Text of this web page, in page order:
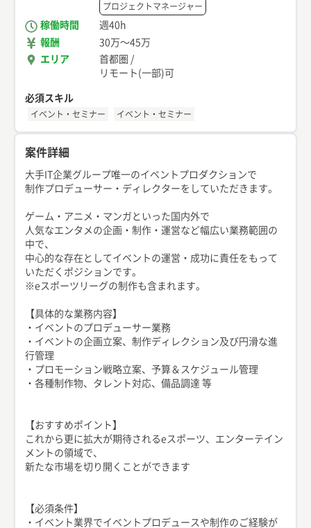
プロジェクトマネージャー
稼働時間
週40h
報酬
30万〜45万
エリア
首都圏 /
リモート(一部)可
必須スキル
イベント・セミナー イベント・セミナー
案件詳細
大手IT企業グループ唯一のイベントプロダクションで
制作プロデューサー・ディレクターをしていただきます。
ゲーム・アニメ・マンガといった国内外で
人気なエンタメの企画・制作・運営など幅広い業務範囲の
中で、
中心的な存在としてイベントの運営・成功に責任をもって
いただくポジションです。
※eスポーツリーグの制作も含まれます。
【具体的な業務内容】
・イベントのプロデューサー業務
・イベントの企画立案、制作ディレクション及び円滑な進
行管理
・プロモーション戦略立案、予算＆スケジュール管理
・各種制作物、タレント対応、備品調達 等
【おすすめポイント】
これから更に拡大が期待されるeスポーツ、エンターテイン
メントの領域で、
新たな市場を切り開くことができます
【必須条件】
・イベント業界でイベントプロデュースや制作のご経験が